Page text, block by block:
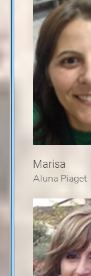
Marisa
Aluna Piaget